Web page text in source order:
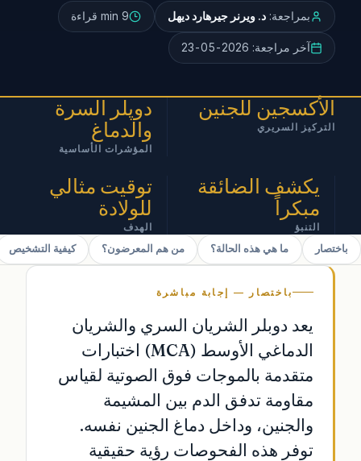
بمراجعة: د. ويرنر جيرهارد ديهل 9 min قراءة
آخر مراجعة: 2026-05-23
الأكسجين للجنين
التركيز السريري
دوپلر السرة
والدماغ
المؤشرات الأساسية
يكشف الضائقة
مبكراً
التنبؤ
توقيت مثالي
للولادة
الهدف
باختصار
ما هي هذه الحالة؟ من هم المعرضون؟ كيفية التشخيص
باختصار — إجابة مباشرة
يعد دوبلر الشريان السري والشريان
الدماغي الأوسط (MCA) اختبارات
متقدمة بالموجات فوق الصوتية لقياس
مقاومة تدفق الدم بين المشيمة
والجنين، وداخل دماغ الجنين نفسه.
توفر هذه الفحوصات رؤية حقيقية